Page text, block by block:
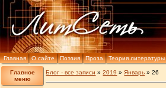
Главная О сайте Поэзия Проза Теория литературы
Главное
меню
Блог - все записи »2019 » Январь » 26